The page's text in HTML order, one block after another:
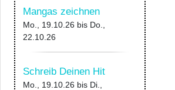
Mangas zeichnen
Mo., 19.10.26 bis Do.,
22.10.26
Schreib Deinen Hit
Mo., 19.10.26 bis Di.,